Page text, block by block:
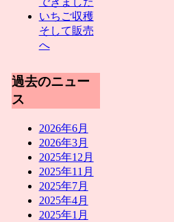
いちご収穫
そして販売
へ
過去のニュー
ス
2026年6月
2026年3月
2025年12月
2025年11月
2025年7月
2025年4月
2025年1月